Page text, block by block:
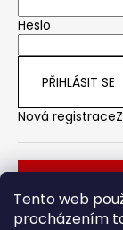
Tento web
procházením
Heslo
PŘIHLÁSIT SE
Nová registrace